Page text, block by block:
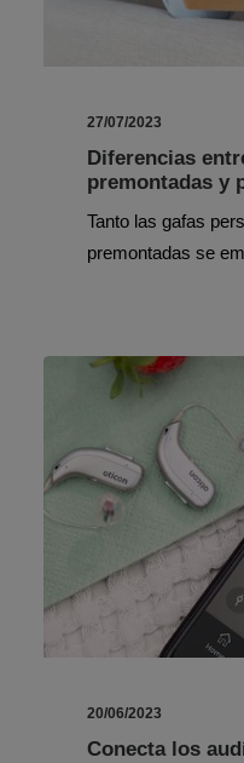
27/07/2023
Diferencias
premontadas y
Tanto las gafas
premontadas se
20/06/2023
Conecta los